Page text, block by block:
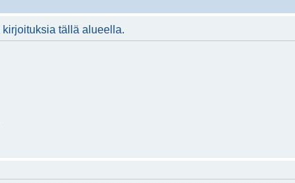
tällä alueella.